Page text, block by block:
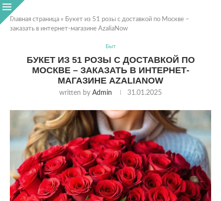
Главная страница » Букет из 51 розы с доставкой по Москве –
заказать в интернет-магазине AzaliaNow
Быт
БУКЕТ ИЗ 51 РОЗЫ С ДОСТАВКОЙ ПО
МОСКВЕ – ЗАКАЗАТЬ В ИНТЕРНЕТ-
МАГАЗИНЕ AZALIANOW
written by Admin 31.01.2025